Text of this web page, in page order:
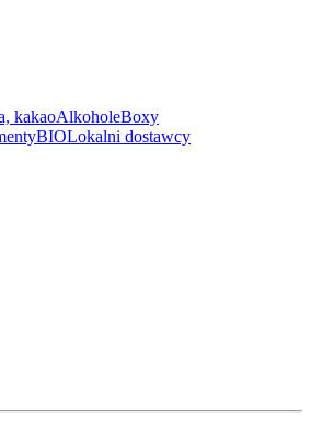
kakaoAlkoholeBoxy
BIOLokalni dostawcy